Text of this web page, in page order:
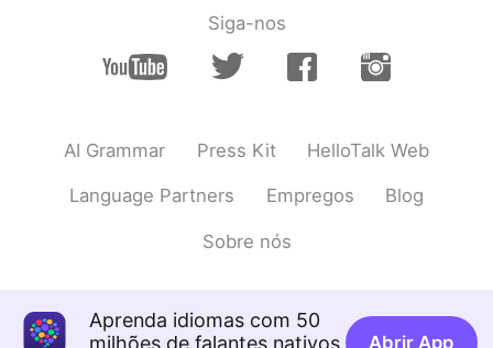
ブの組み合わせはなんか可愛い感じ
オレンジの
花形にんじんと 、輪切り
盛り付けがちょっと映えかなと思った
まぁまぁだった
撮りました。
Siga-nos
AI Grammar Press Kit HelloTalk Web
Language Partners Empregos Blog
Sobre nós
Aprenda idiomas com 50
milhões de falantes nativos
Abrir App